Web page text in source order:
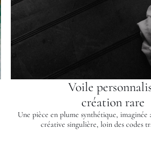
Voile
création rare
Une pièce en plume synthétique,
créative singulière, loin des codes